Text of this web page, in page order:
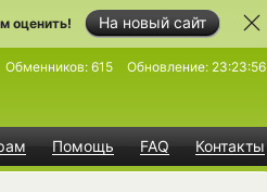
На новый сайт
оценить!
Помощь FAQ Контакты
Обменников: 615 Обновление: 23:23:56